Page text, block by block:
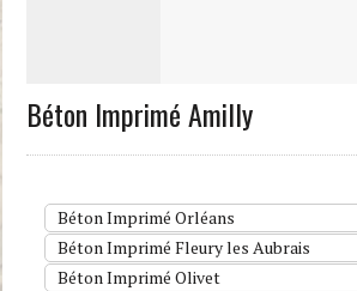
Béton Imprimé Amilly
Béton Imprimé Orléans
Béton Imprimé Fleury les Aubrais
Béton Imprimé Olivet